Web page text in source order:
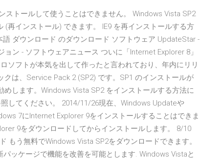
ストールして使うことはできません。 Windows Vista SP2
(再インストール) できます。 IE9 を再インストールする方
ダウンロード のダウンロード ソフトウェア UpdateStar -
ョン - ソフトウェアニュース ついに「Internet Explorer 8」
ソフトが本気を出して作ったと言われており、年内にリリ
は、Service Pack 2 (SP2) です。SP1 のインストールが
します。Windows Vista SP2 をインストールする方法に
してください。 2014/11/26現在、Windows Updateや
7にInternet Explorer 9をインストールすることはできま
9をダウンロードしてからインストールします。 8/10
もう無料でWindows Vista SP2をダウンロードできます。
ッケージで機能を改善を可能とします. Windows Vistaと